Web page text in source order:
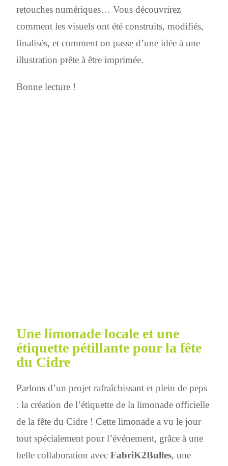
retouches numériques… Vous découvrirez
comment les visuels ont été construits, modifiés,
finalisés, et comment on passe d’une idée à une
illustration prête à être imprimée.
Bonne lecture !
Une limonade locale et une
étiquette pétillante pour la fête
du Cidre
Parlons d’un projet rafraîchissant et plein de peps
: la création de l’étiquette de la limonade officielle
de la fête du Cidre ! Cette limonade a vu le jour
tout spécialement pour l’événement, grâce à une
belle collaboration avecFabriK2Bulles, une